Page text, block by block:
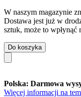
W naszym magazynie
Dostawa jest już w
sztuk, może to wpłynąć
Do koszyka
Polska: Darmowa
Więcej informacji na